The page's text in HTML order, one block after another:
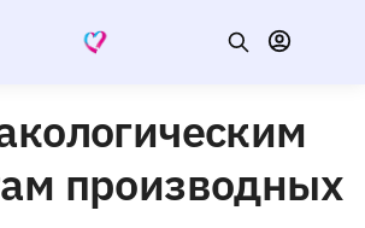
производных